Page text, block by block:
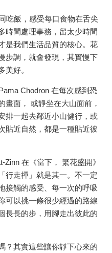
吃飯，感受每口食物在舌尖
時間處理事務，留太少時間
是我們生活品質的核心。花
步調，就會發現，其實慢下
美好。
Chodron 在每次感到恐
畫面， 或靜坐在大山面前，
排一起去鄰近小山健行，或
貼近自然，都是一種貼近彼
在《當下， 繁花盛開》
行走禪」就是其一。不一定
接觸的感受、每一次的呼吸
可以挑一條很少經過的路線
長長的步，用腳走出彼此的
？其實這些讓你靜下心來的